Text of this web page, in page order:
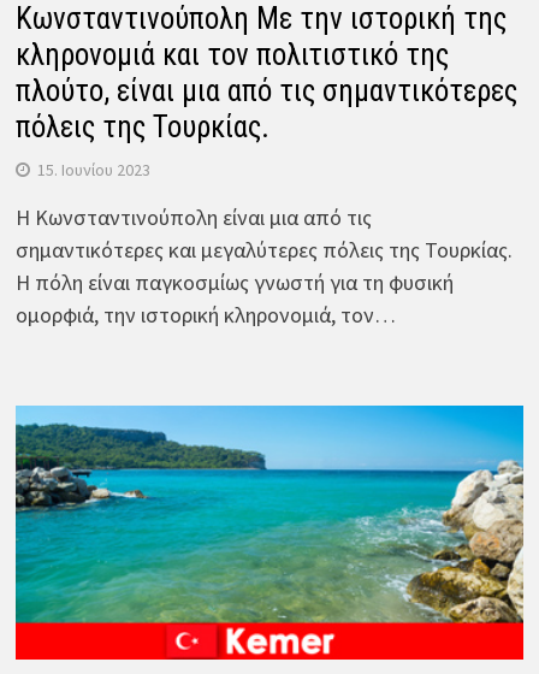
Κωνσταντινούπολη Με την ιστορική της
κληρονομιά και τον πολιτιστικό της
πλούτο, είναι μια από τις σημαντικότερες
πόλεις της Τουρκίας.
15. Ιουνίου 2023
Η Κωνσταντινούπολη είναι μια από τις
σημαντικότερες και μεγαλύτερες πόλεις της Τουρκίας.
Η πόλη είναι παγκοσμίως γνωστή για τη φυσική
ομορφιά, την ιστορική κληρονομιά, τον…